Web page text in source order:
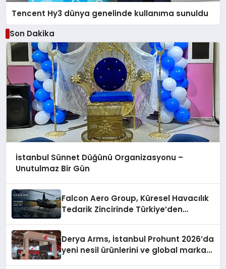
Tencent Hy3 dünya genelinde kullanıma sunuldu
Son Dakika
İstanbul Sünnet Düğünü Organizasyonu –
Unutulmaz Bir Gün
Falcon Aero Group, Küresel Havacılık
Tedarik Zincirinde Türkiye’den
Derya Arms, İstanbul Prohunt 2026’da
yeni nesil ürünlerini ve global marka